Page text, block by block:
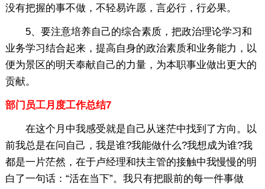
没有把握的事不做，不轻易许愿，言必行，行必果。
5、要注意培养自己的综合素质，把政治理论学习和
业务学习结合起来，提高自身的政治素质和业务能力，以
便为景区的明天奉献自己的力量，为本职事业做出更大的
贡献。
部门员工月度工作总结7
在这个月中我感受就是自己从迷茫中找到了方向。以
前我总是在问自己，我是谁?我能做什么?我想成为谁?我
都是一片茫然，在于卢经理和扶主管的接触中我慢慢的明
白了一句话：“活在当下”。我只有把眼前的每一件事做